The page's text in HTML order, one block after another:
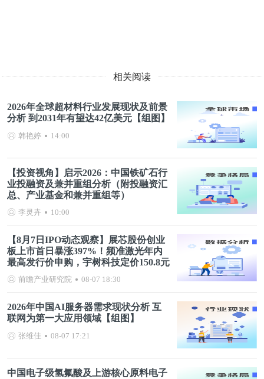
相关阅读
2026年全球超材料行业发展现状及前景
分析 到2031年有望达42亿美元【组图】
韩艳婷 14:00
【投资视角】启示2026：中国铁矿石行
业投融资及兼并重组分析（附投融资汇
总、产业基金和兼并重组等）
李灵卉 10:00
【8月7日IPO动态观察】展芯股份创业
板上市首日暴涨397%！频准激光年内
最高发行价申购，宇树科技定价150.8元
前瞻产业研究院 08-07 18:30
2026年中国AI服务器需求现状分析 互
联网为第一大应用领域【组图】
张维佳 08-07 17:21
中国电子级氢氟酸及上游核心原料电子